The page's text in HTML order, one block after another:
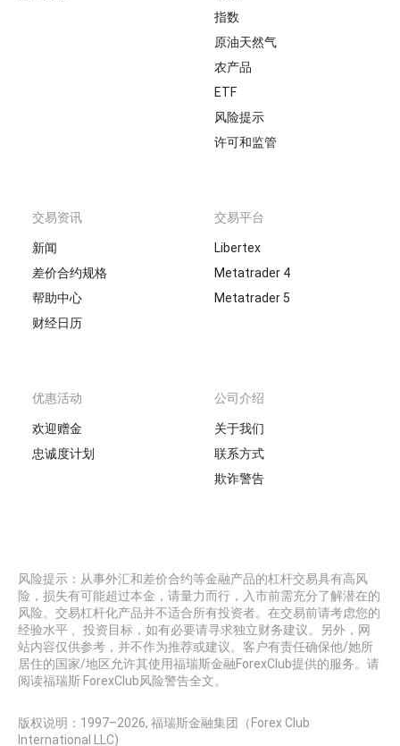
指数
原油天然气
农产品
ETF
风险提示
许可和监管
交易资讯
新闻
差价合约规格
帮助中心
财经日历
交易平台
Libertex
Metatrader 4
Metatrader 5
优惠活动
欢迎赠金
忠诚度计划
公司介绍
关于我们
联系方式
欺诈警告
风险提示：从事外汇和差价合约等金融产品的杠杆交易具有高风
险，损失有可能超过本金，请量力而行，入市前需充分了解潜在的
风险。交易杠杆化产品并不适合所有投资者。在交易前请考虑您的
经验水平 、投资目标，如有必要请寻求独立财务建议。另外，网
站内容仅供参考，并不作为推荐或建议。客户有责任确保他/她所
居住的国家/地区允许其使用福瑞斯金融ForexClub提供的服务。请
阅读福瑞斯 ForexClub风险警告全文。
版权说明：1997–2026, 福瑞斯金融集团（Forex Club
International LLC)